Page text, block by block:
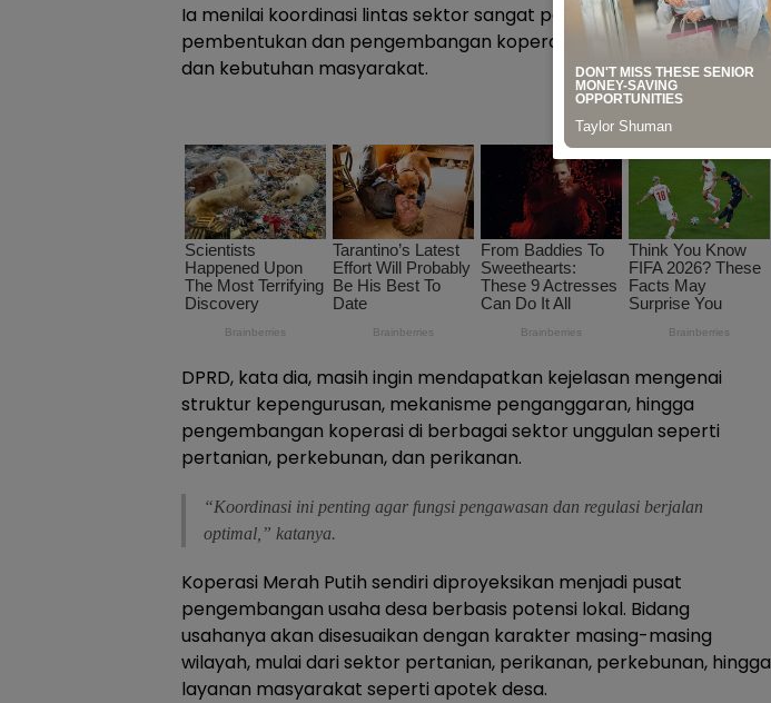
Ia menilai koordinasi lintas sektor sangat penting agar
pembentukan dan pengembangan koperasi berjalan sesuai arah
dan kebutuhan masyarakat.
DPRD, kata dia, masih ingin mendapatkan kejelasan mengenai
struktur kepengurusan, mekanisme penganggaran, hingga
pengembangan koperasi di berbagai sektor unggulan seperti
pertanian, perkebunan, dan perikanan.
“Koordinasi ini penting agar fungsi pengawasan dan regulasi berjalan
optimal,” katanya.
Koperasi Merah Putih sendiri diproyeksikan menjadi pusat
pengembangan usaha desa berbasis potensi lokal. Bidang
usahanya akan disesuaikan dengan karakter masing-masing
wilayah, mulai dari sektor pertanian, perikanan, perkebunan, hingga
layanan masyarakat seperti apotek desa.